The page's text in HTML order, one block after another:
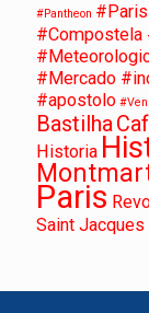
#Pantheon #Paris
#Compostela
#Mercado
#apostolo
Bastilha
Historia
Paris
Saint Jacques